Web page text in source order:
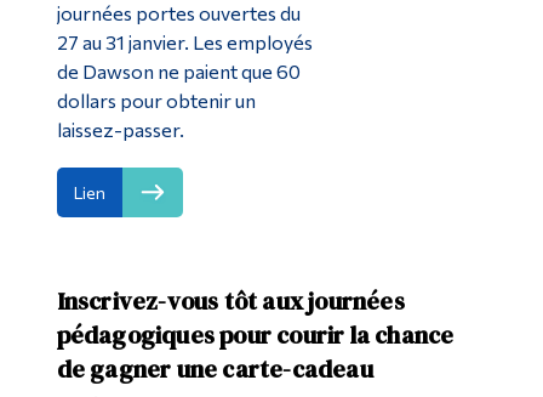
journées portes ouvertes du
27 au 31 janvier. Les employés
de Dawson ne paient que 60
dollars pour obtenir un
laissez-passer.
Lien
Inscrivez-vous tôt aux journées
pédagogiques pour courir la chance
de gagner une carte-cadeau